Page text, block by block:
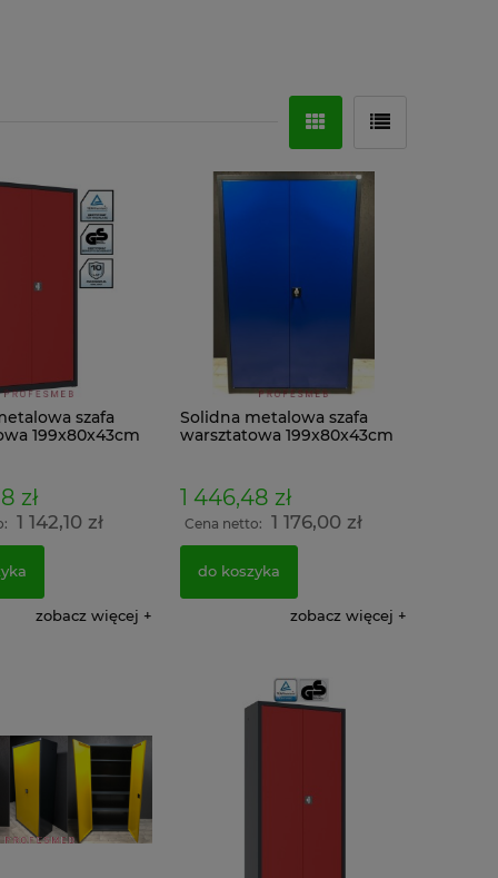
szafa
199x80x43cm
zł
1 142,10 zł
zobacz więcej
Solidna metalowa szafa
warsztatowa 199x80x43cm
1 446,48 zł
Cena netto: 1 176,00 zł
do koszyka
zobacz więcej